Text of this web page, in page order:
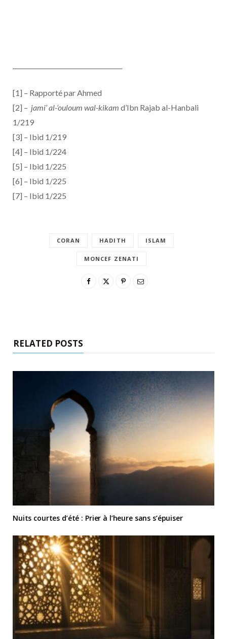
[1] – Rapporté par Ahmed
[2] – jami’ al-‘ouloum wal-kikam d’Ibn Rajab al-Hanbali
1/219
[3] – Ibid 1/219
[4] – Ibid 1/224
[5] – Ibid 1/225
[6] – Ibid 1/225
[7] – Ibid 1/225
CORAN HADITH ISLAM
MONCEF ZENATI
RELATED POSTS
Nuits courtes d’été : Prier à l’heure sans s’épuiser